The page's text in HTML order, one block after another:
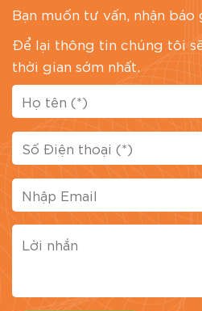
Bạn muốn tư vấn, nhận báo
Để lại thông tin chúng tôi
thời gian sớm nhất.